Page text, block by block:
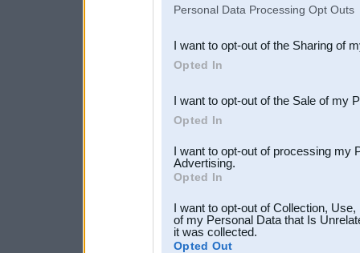
Downstream Participants
third parties.
Personal Data Processing Opt Outs
I want to opt-out of the Sharing of
Opted In
I want to opt-out of the Sale of my
Opted In
I want to opt-out of processing my
Advertising.
Opted In
I want to opt-out of Collection,
of my Personal Data that Is
it was collected.
Opted Out